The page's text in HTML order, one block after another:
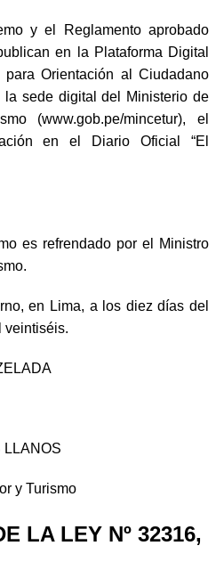
y el Reglamento aprobado
en la Plataforma Digital
Orientación al Ciudadano
la sede digital del Ministerio de
(www.gob.pe/mincetur), el
en el Diario Oficial “El
es refrendado por el Ministro
en Lima, a los diez días del
veintiséis.
LLANOS
y Turismo
LA LEY Nº 32316,